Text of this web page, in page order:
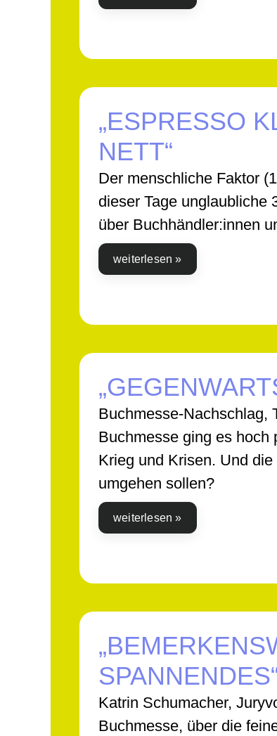
„ESPRESSO
NETT“
Der menschliche Faktor
dieser Tage unglaubliche
über Buchhändler:innen
weiterlesen »
Buchmesse-Nachschlag,
Buchmesse ging es hoch
Krieg und Krisen. Und
umgehen sollen?
weiterlesen »
Katrin Schumacher,
Buchmesse, über die